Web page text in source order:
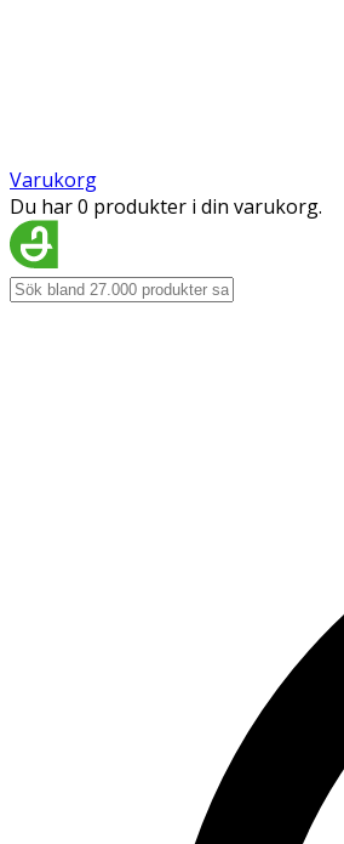
Varukorg
Du har 0 produkter i din varukorg.